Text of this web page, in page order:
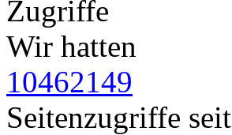
Zugriffe
Wir hatten
10462149
Seitenzugriffe seit